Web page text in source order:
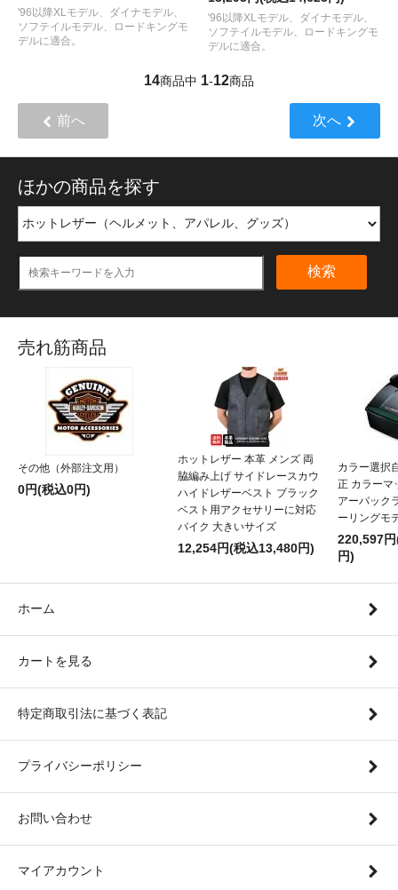
'96以降XLモデル、ダイナモデル、
ソフテイルモデル、ロードキングモ
デルに適合。
'96以降XLモデル、ダイナモデル、
ソフテイルモデル、ロードキングモ
デルに適合。
14商品中 1-12商品
前へ 次へ
ほかの商品を探す
検索
売れ筋商品
その他（外部注文用）
0円(税込0円)
ホットレザー 本革 メンズ 両
脇編み上げ サイドレースカウ
ハイドレザーベスト ブラック
ベスト用アクセサリーに対応
バイク 大きいサイズ
12,254円(税込13,480円)
カラー選択
正 カラーマ
アーパック
ーリングモ
220,597
円)
ホーム
カートを見る
特定商取引法に基づく表記
プライバシーポリシー
お問い合わせ
マイアカウント